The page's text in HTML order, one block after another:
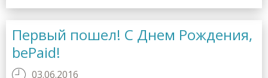
Первый пошел! С Днем Рождения,
bePaid!
03.06.2016